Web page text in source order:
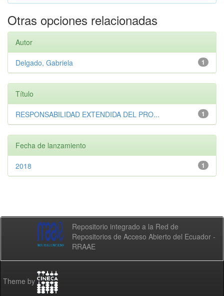
Otras opciones relacionadas
Autor
1
Delgado, Gabriela
Título
1
RESPONSABILIDAD EXTENDIDA DEL PRO...
Fecha de lanzamiento
1
2018
Repositorio integrado a la Red de
Repositorios de Acceso Abierto del Ecuador -
RRAAE
Theme by